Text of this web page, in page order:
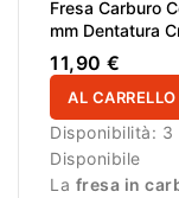
Fresa Carburo
mm Dentatura
Grossa per
14,5 mm
11,90 €
AL CARRELLO
Disponibilità: 3
Disponibile
La fresa in